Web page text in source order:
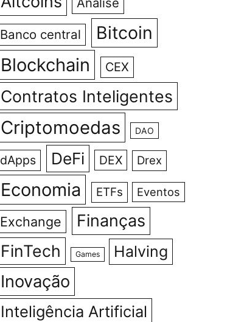
Banco central
Bitcoin
Blockchain
CEX
Contratos Inteligentes
Criptomoedas DAO
dApps DeFi DEX Drex
Economia ETFs Eventos
Exchange Finanças
FinTech Games Halving
Inovação
Inteligência Artificial